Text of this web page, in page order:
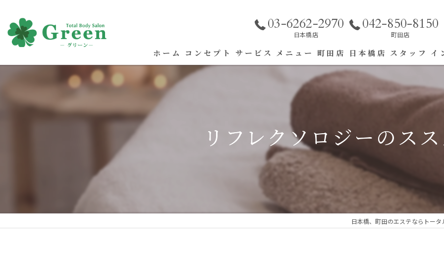
03-6262-2970
日本橋店
042-850-8150
町田店
ホーム コンセプト サービス メニュー
エステ
町田店 日本橋店 スタッフ イ
リフレクソロジーのス
日本橋、町田のエステならトー